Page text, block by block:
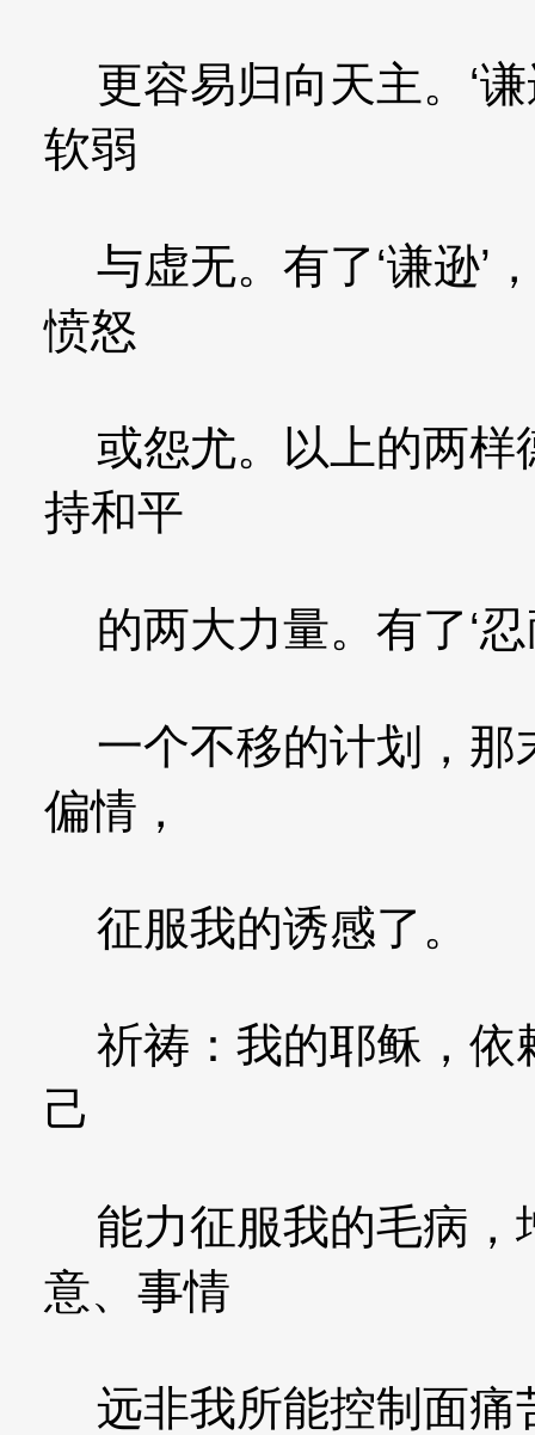
更容易归向天主。‘谦
软弱
与虚无。有了‘谦逊’
愤怒
或怨尤。以上的两样
持和平
的两大力量。有了‘忍
一个不移的计划，那
偏情，
征服我的诱感了。
祈祷：我的耶稣，依
己
能力征服我的毛病，
意、事情
远非我所能控制面痛